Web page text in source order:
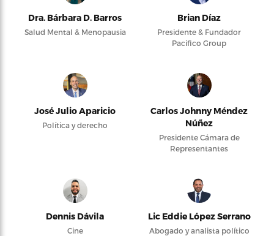
Dra. Bárbara D. Barros
Salud Mental & Menopausia
Brian Díaz
Presidente & Fundador
Pacifico Group
José Julio Aparicio
Política y derecho
Carlos Johnny Méndez
Núñez
Presidente Cámara de
Representantes
Dennis Dávila
Cine
Lic Eddie López Serrano
Abogado y analista político